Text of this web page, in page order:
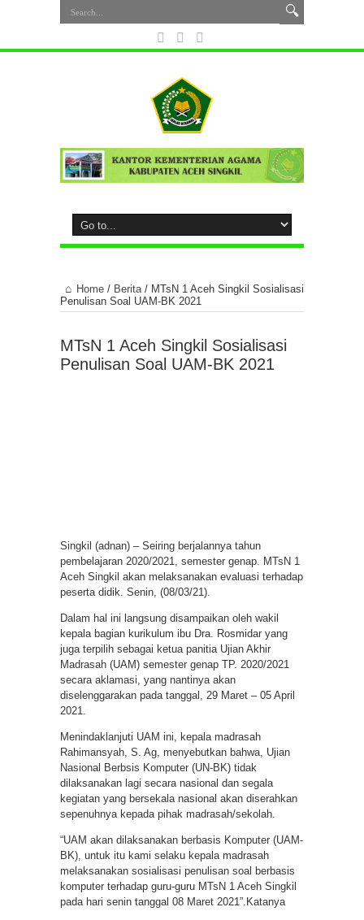
Home / Berita / MTsN 1 Aceh Singkil Sosialisasi
Penulisan Soal UAM-BK 2021
MTsN 1 Aceh Singkil Sosialisasi
Penulisan Soal UAM-BK 2021
Singkil (adnan) – Seiring berjalannya tahun
pembelajaran 2020/2021, semester genap. MTsN 1
Aceh Singkil akan melaksanakan evaluasi terhadap
peserta didik. Senin, (08/03/21).
Dalam hal ini langsung disampaikan oleh wakil
kepala bagian kurikulum ibu Dra. Rosmidar yang
juga terpilih sebagai ketua panitia Ujian Akhir
Madrasah (UAM) semester genap TP. 2020/2021
secara aklamasi, yang nantinya akan
diselenggarakan pada tanggal, 29 Maret – 05 April
2021.
Menindaklanjuti UAM ini, kepala madrasah
Rahimansyah, S. Ag, menyebutkan bahwa, Ujian
Nasional Berbsis Komputer (UN-BK) tidak
dilaksanakan lagi secara nasional dan segala
kegiatan yang bersekala nasional akan diserahkan
sepenuhnya kepada pihak madrasah/sekolah.
“UAM akan dilaksanakan berbasis Komputer (UAM-
BK), untuk itu kami selaku kepala madrasah
melaksanakan sosialisasi penulisan soal berbasis
komputer terhadap guru-guru MTsN 1 Aceh Singkil
pada hari senin tanggal 08 Maret 2021”.Katanya